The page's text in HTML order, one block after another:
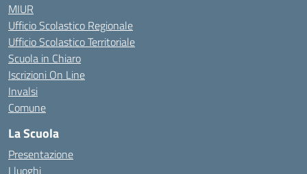
MIUR
Ufficio Scolastico Regionale
Ufficio Scolastico Territoriale
Scuola in Chiaro
Iscrizioni On Line
Invalsi
Comune
La Scuola
Presentazione
I luoghi